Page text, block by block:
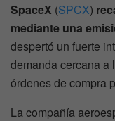
SpaceX (SPCX)
mediante una
despertó un fuerte
demanda cercana a
órdenes de compra
La compañía